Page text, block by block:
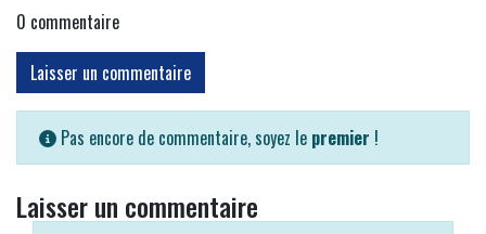
0 commentaire
Laisser un commentaire
Pas encore de commentaire, soyez le premier !
Laisser un commentaire